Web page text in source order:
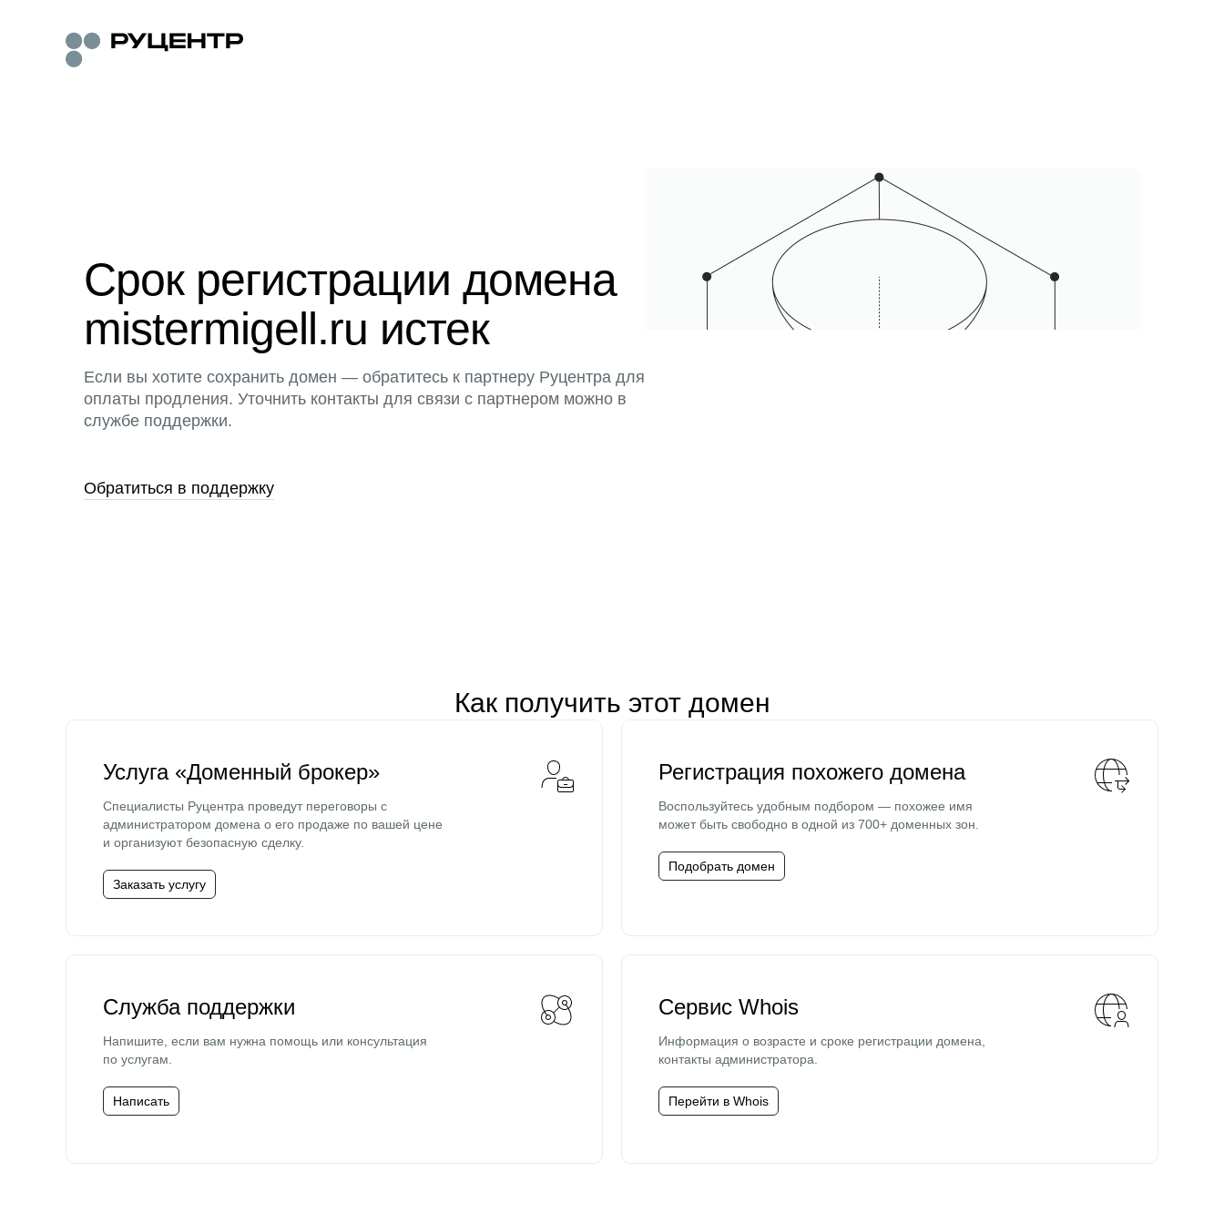
Срок регистрации домена
mistermigell.ru истек
Если вы хотите сохранить домен — обратитесь к партнеру Руцентра для
оплаты продления. Уточнить контакты для связи с партнером можно в
службе поддержки.
Обратиться в поддержку
Как получить этот домен
Услуга «Доменный брокер»
Специалисты Руцентра проведут переговоры с
администратором домена о его продаже по вашей цене
и организуют безопасную сделку.
Заказать услугу
Регистрация похожего домена
Воспользуйтесь удобным подбором — похожее имя
может быть свободно в одной из 700+ доменных зон.
Подобрать домен
Служба поддержки
Напишите, если вам нужна помощь или консультация
по услугам.
Написать
Сервис Whois
Информация о возрасте и сроке регистрации домена,
контакты администратора.
Перейти в Whois